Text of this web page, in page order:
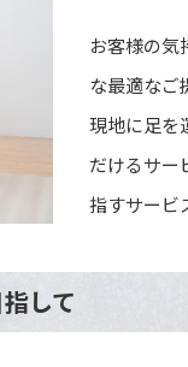
お客様の気
な最適なご
現地に足を
だけるサー
指すサービ
して